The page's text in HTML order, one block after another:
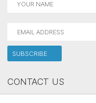
CONTACT US